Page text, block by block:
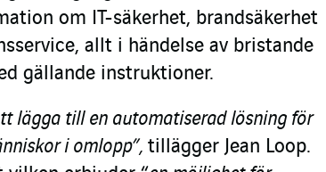
om IT-säkerhet, brandsäkerhet
allt i händelse av bristande
gällande instruktioner.
lägga till en automatiserad lösning för
i omlopp”, tillägger Jean Loop.